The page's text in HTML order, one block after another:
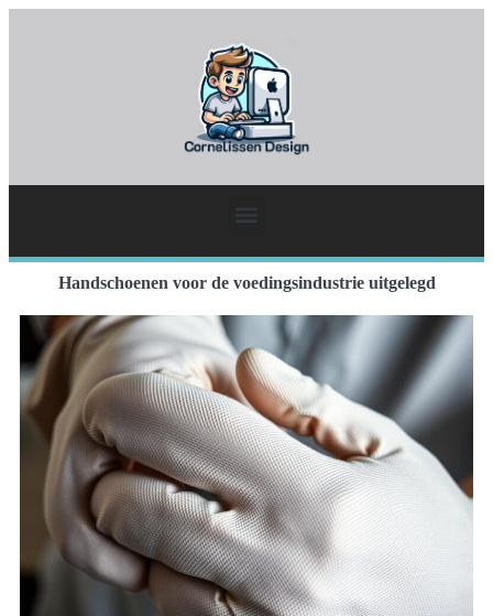
Handschoenen voor de voedingsindustrie uitgelegd